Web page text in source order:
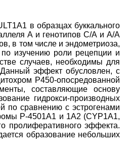
в образцах буккального
А и генотипов С/А и А/А
в том числе и эндометриоза,
по изучению роли рецепции и
случаев, необходимы для
эффект обусловлен, с
Р450-опосредованной
составляющие основу
гидрокси-производных
по сравнению с эстрогенами
Р-4501А1 и 1А2 (CYP1A1,
пролиферативного эффекта.
образование небольших